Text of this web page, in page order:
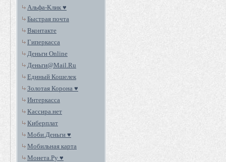
Альфа-Клик ♥
Быстрая почта
Вконтакте
Гиперкасса
Деньги Online
Деньги@Mail.Ru
Единый Кошелек
Золотая Корона ♥
Интеркасса
Кассира.нет
Киберплат
Моби.Деньги ♥
Мобильная карта
Монета.Ру ♥